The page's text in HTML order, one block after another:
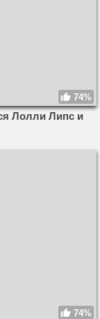
74%
Лолли Липс и
74%